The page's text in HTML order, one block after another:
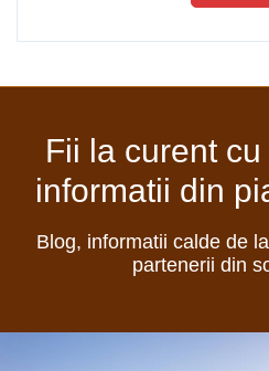
Fii la curent
informatii din
Blog, informatii calde de
partenerii din